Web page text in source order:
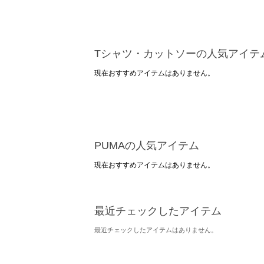
Tシャツ・カットソーの人気アイテ
現在おすすめアイテムはありません。
PUMAの人気アイテム
現在おすすめアイテムはありません。
最近チェックしたアイテム
最近チェックしたアイテムはありません。